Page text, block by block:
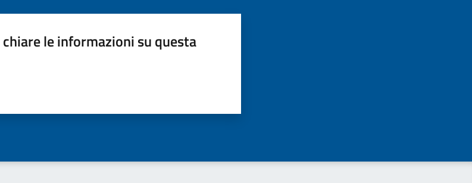
le informazioni su questa